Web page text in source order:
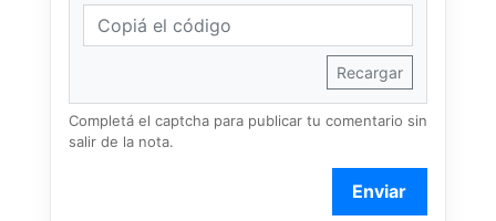
Recargar
Completá el captcha para publicar tu comentario sin
salir de la nota.
Enviar